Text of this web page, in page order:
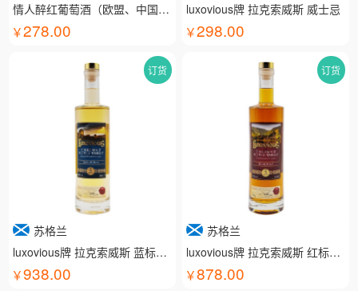
情人醉红葡萄酒（欧盟、中国有机认证）
278.00
luxovious牌 拉克索威斯 威士忌
298.00
订货
苏格兰
luxovious牌 拉克索威斯 蓝标威士忌
938.00
订货
苏格兰
luxovious牌 拉克索威斯 红标威士忌
878.00